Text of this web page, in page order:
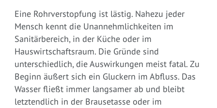
Eine Rohrverstopfung ist lästig. Nahezu jeder
Mensch kennt die Unannehmlichkeiten im
Sanitärbereich, in der Küche oder im
Hauswirtschaftsraum. Die Gründe sind
unterschiedlich, die Auswirkungen meist fatal. Zu
Beginn äußert sich ein Gluckern im Abfluss. Das
Wasser fließt immer langsamer ab und bleibt
letztendlich in der Brausetasse oder im